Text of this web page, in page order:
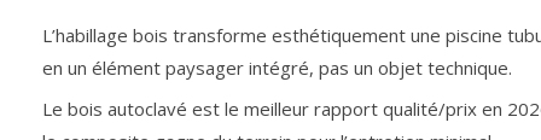
L’habillage bois transforme esthétiquement une piscine
en un élément paysager intégré, pas un objet technique.
Le bois autoclavé est le meilleur rapport qualité/prix en